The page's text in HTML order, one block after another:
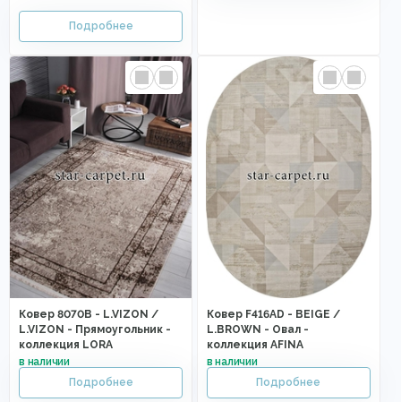
Ковер 8070B - L.VIZON /
L.VIZON - Прямоугольник -
коллекция LORA
Ковер F416AD - BEIGE /
L.BROWN - Овал -
коллекция AFINA